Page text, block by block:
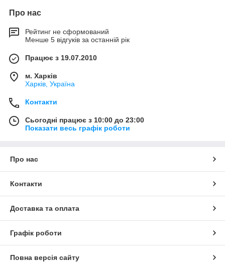
Про нас
Рейтинг не сформований
Менше 5 відгуків за останній рік
Працює з 19.07.2010
м. Харків
Харків, Україна
Контакти
Сьогодні працює з 10:00 до 23:00
Показати весь графік роботи
Про нас
Контакти
Доставка та оплата
Графік роботи
Повна версія сайту